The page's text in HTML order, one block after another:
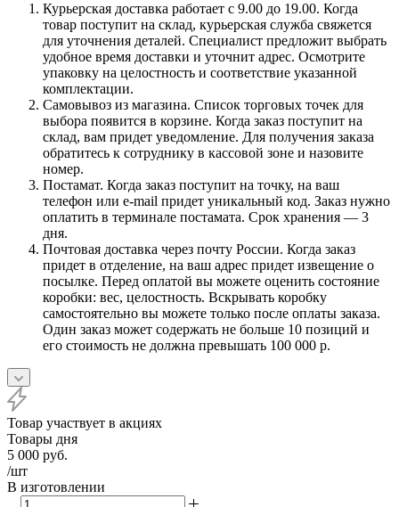
Курьерская доставка работает с 9.00 до 19.00. Когда
товар поступит на склад, курьерская служба свяжется
для уточнения деталей. Специалист предложит выбрать
удобное время доставки и уточнит адрес. Осмотрите
упаковку на целостность и соответствие указанной
комплектации.
Самовывоз из магазина. Список торговых точек для
выбора появится в корзине. Когда заказ поступит на
склад, вам придет уведомление. Для получения заказа
обратитесь к сотруднику в кассовой зоне и назовите
номер.
Постамат. Когда заказ поступит на точку, на ваш
телефон или e-mail придет уникальный код. Заказ нужно
оплатить в терминале постамата. Срок хранения — 3
дня.
Почтовая доставка через почту России. Когда заказ
придет в отделение, на ваш адрес придет извещение о
посылке. Перед оплатой вы можете оценить состояние
коробки: вес, целостность. Вскрывать коробку
самостоятельно вы можете только после оплаты заказа.
Один заказ может содержать не больше 10 позиций и
его стоимость не должна превышать 100 000 р.
Товар участвует в акциях
Товары дня
5 000 руб.
/шт
В изготовлении